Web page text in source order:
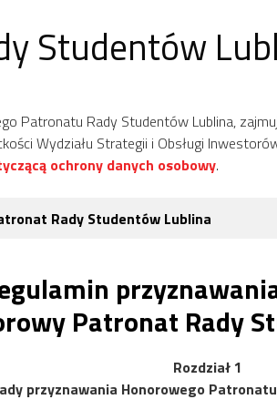
Studentów
Patronatu Rady Studentów Lublina,
Wydziału Strategii i Obsługi
ochrony danych osobowy.
Rady Studentów Lublina
Patronat Rady
Rozdział 1
przyznawania Honorowego